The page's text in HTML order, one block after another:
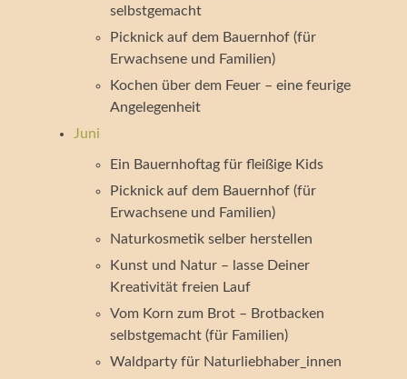
selbstgemacht
Picknick auf dem Bauernhof (für
Erwachsene und Familien)
Kochen über dem Feuer – eine feurige
Angelegenheit
Juni
Ein Bauernhoftag für fleißige Kids
Picknick auf dem Bauernhof (für
Erwachsene und Familien)
Naturkosmetik selber herstellen
Kunst und Natur – lasse Deiner
Kreativität freien Lauf
Vom Korn zum Brot – Brotbacken
selbstgemacht (für Familien)
Waldparty für Naturliebhaber_innen